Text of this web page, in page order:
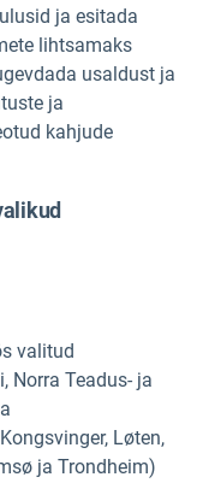
ja esitada
lihtsamaks
usaldust ja
ja
kahjude
valitud
Norra Teadus- ja
Løten,
ja Trondheim)